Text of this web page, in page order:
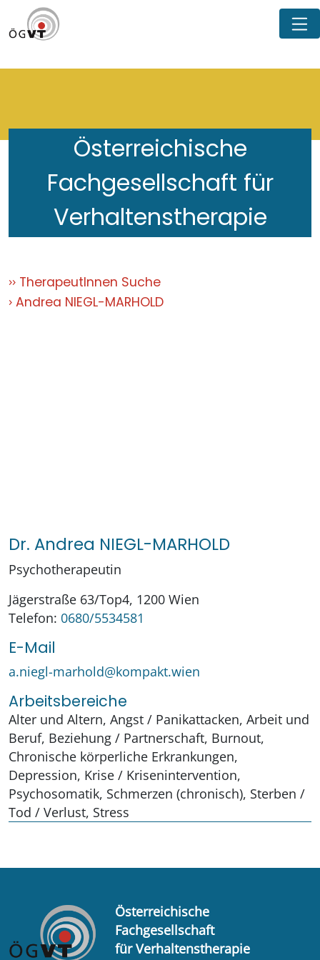
Österreichische
Fachgesellschaft für
Verhaltenstherapie
TherapeutInnen Suche
Andrea NIEGL-MARHOLD
Dr. Andrea NIEGL-MARHOLD
Psychotherapeutin
Jägerstraße 63/Top4, 1200 Wien
Telefon: 0680/5534581
E-Mail
a.niegl-marhold@kompakt.wien
Arbeitsbereiche
Alter und Altern, Angst / Panikattacken, Arbeit und
Beruf, Beziehung / Partnerschaft, Burnout,
Chronische körperliche Erkrankungen,
Depression, Krise / Krisenintervention,
Psychosomatik, Schmerzen (chronisch), Sterben /
Tod / Verlust, Stress
Österreichische
Fachgesellschaft
für Verhaltenstherapie